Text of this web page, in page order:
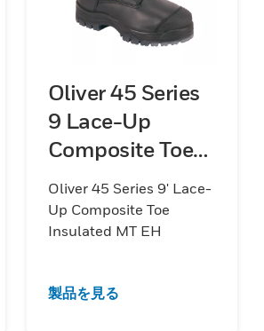
Oliver 45 Series
9 Lace-Up
Composite Toe
Insulated
Oliver 45 Series 9' Lace-
Up Composite Toe
Insulated MT EH
製品を見る